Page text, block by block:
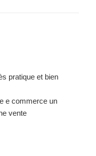
pratique et bien
e commerce un
vente